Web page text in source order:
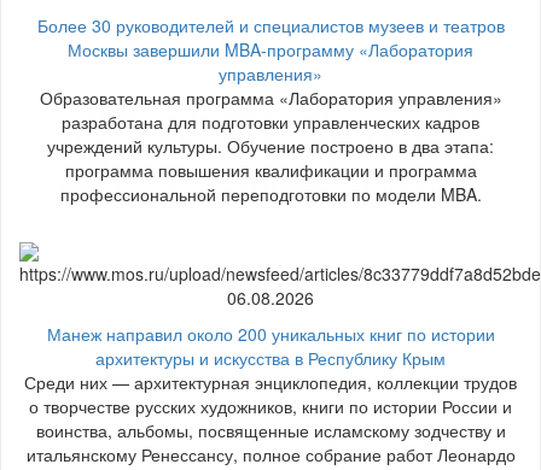
Более 30 руководителей и специалистов музеев и театров
Москвы завершили MBA-программу «Лаборатория
управления»
Образовательная программа «Лаборатория управления»
разработана для подготовки управленческих кадров
учреждений культуры. Обучение построено в два этапа:
программа повышения квалификации и программа
профессиональной переподготовки по модели MBA.
06.08.2026
Манеж направил около 200 уникальных книг по истории
архитектуры и искусства в Республику Крым
Среди них — архитектурная энциклопедия, коллекции трудов
о творчестве русских художников, книги по истории России и
воинства, альбомы, посвященные исламскому зодчеству и
итальянскому Ренессансу, полное собрание работ Леонардо